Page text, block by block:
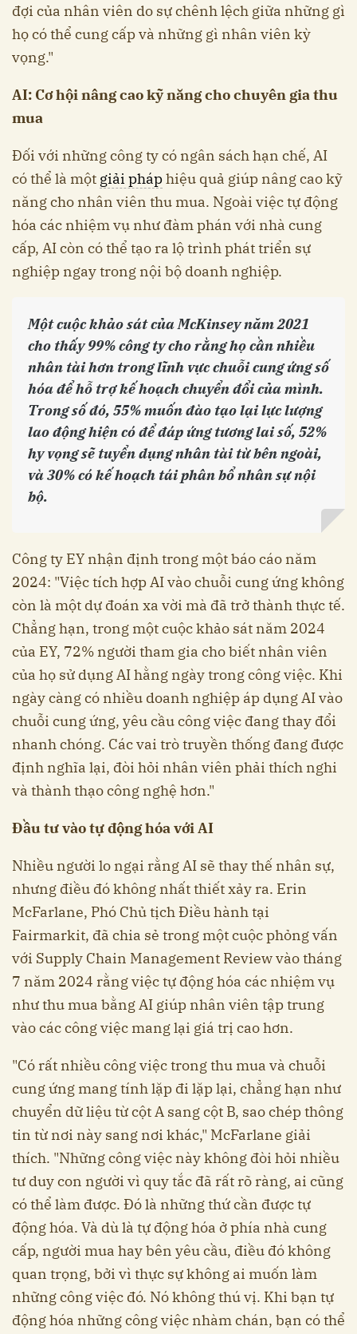
đợi của nhân viên do sự chênh lệch giữa những gì
họ có thể cung cấp và những gì nhân viên kỳ
vọng."
AI: Cơ hội nâng cao kỹ năng cho chuyên gia thu
mua
Đối với những công ty có ngân sách hạn chế, AI
có thể là một giải pháphiệu quả giúp nâng cao kỹ
năng cho nhân viên thu mua. Ngoài việc tự động
hóa các nhiệm vụ như đàm phán với nhà cung
cấp, AI còn có thể tạo ra lộ trình phát triển sự
nghiệp ngay trong nội bộ doanh nghiệp.
Một cuộc khảo sát của McKinsey năm 2021
cho thấy 99% công ty cho rằng họ cần nhiều
nhân tài hơn trong lĩnh vực chuỗi cung ứng số
hóa để hỗ trợ kế hoạch chuyển đổi của mình.
Trong số đó, 55% muốn đào tạo lại lực lượng
lao động hiện có để đáp ứng tương lai số, 52%
hy vọng sẽ tuyển dụng nhân tài từ bên ngoài,
và 30% có kế hoạch tái phân bổ nhân sự nội
bộ.
Công ty EY nhận định trong một báo cáo năm
2024: "Việc tích hợp AI vào chuỗi cung ứng không
còn là một dự đoán xa vời mà đã trở thành thực tế.
Chẳng hạn, trong một cuộc khảo sát năm 2024
của EY, 72% người tham gia cho biết nhân viên
của họ sử dụng AI hằng ngày trong công việc. Khi
ngày càng có nhiều doanh nghiệp áp dụng AI vào
chuỗi cung ứng, yêu cầu công việc đang thay đổi
nhanh chóng. Các vai trò truyền thống đang được
định nghĩa lại, đòi hỏi nhân viên phải thích nghi
và thành thạo công nghệ hơn."
Đầu tư vào tự động hóa với AI
Nhiều người lo ngại rằng AI sẽ thay thế nhân sự,
nhưng điều đó không nhất thiết xảy ra. Erin
McFarlane, Phó Chủ tịch Điều hành tại
Fairmarkit, đã chia sẻ trong một cuộc phỏng vấn
với Supply Chain Management Review vào tháng
7 năm 2024 rằng việc tự động hóa các nhiệm vụ
như thu mua bằng AI giúp nhân viên tập trung
vào các công việc mang lại giá trị cao hơn.
"Có rất nhiều công việc trong thu mua và chuỗi
cung ứng mang tính lặp đi lặp lại, chẳng hạn như
chuyển dữ liệu từ cột A sang cột B, sao chép thông
tin từ nơi này sang nơi khác," McFarlane giải
thích. "Những công việc này không đòi hỏi nhiều
tư duy con người vì quy tắc đã rất rõ ràng, ai cũng
có thể làm được. Đó là những thứ cần được tự
động hóa. Và dù là tự động hóa ở phía nhà cung
cấp, người mua hay bên yêu cầu, điều đó không
quan trọng, bởi vì thực sự không ai muốn làm
những công việc đó. Nó không thú vị. Khi bạn tự
động hóa những công việc nhàm chán, bạn có thể